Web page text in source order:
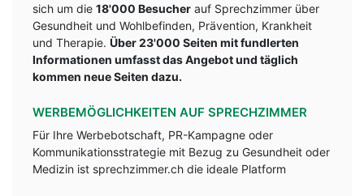
sich um die 18'000 Besucher auf Sprechzimmer über
Gesundheit und Wohlbefinden, Prävention, Krankheit
und Therapie. Über 23'000 Seiten mit fundlerten
Informationen umfasst das Angebot und täglich
kommen neue Seiten dazu.
WERBEMÖGLICHKEITEN AUF SPRECHZIMMER
Für Ihre Werbebotschaft, PR-Kampagne oder
Kommunikationsstrategie mit Bezug zu Gesundheit oder
Medizin ist sprechzimmer.ch die ideale Platform